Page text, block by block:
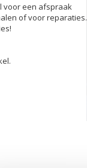
voor een afspraak
of voor reparaties.